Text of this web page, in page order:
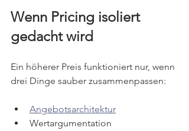
Wenn Pricing isoliert
gedacht wird
Ein höherer Preis funktioniert nur, wenn
drei Dinge sauber zusammenpassen:
Angebotsarchitektur
Wertargumentation